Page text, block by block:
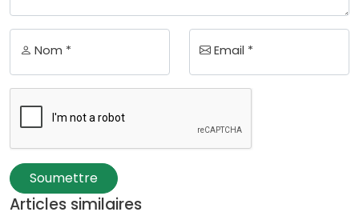
Nom * Email *
Soumettre
Articles similaires